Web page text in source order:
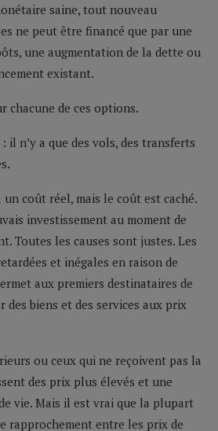
saine, tout nouveau
ne peut être financé que par une
une augmentation de la dette ou
existant.
chacune de ces options.
il n’y a que des vols, des transferts
un coût réel, mais le coût est caché.
investissement au moment de
Toutes les causes sont justes. Les
et inégales en raison de
aux premiers destinataires de
des biens et des services aux prix
ou ceux qui ne reçoivent pas la
des prix plus élevés et une
vie. Mais il est vrai que la plupart
rapprochement entre les prix de